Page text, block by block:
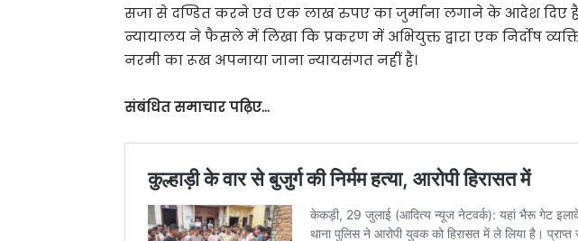
सजा से दण्डित करने एवं एक लाख रुपए का जुर्माना लगाने के आदेश दिए है।
न्यायालय ने फैसले में लिखा कि प्रकरण में अभियुक्त द्वारा एक निर्दोष
नरमी का रूख अपनाया जाना न्यायसंगत नहीं है।
संबंधित समाचार पढ़िए…